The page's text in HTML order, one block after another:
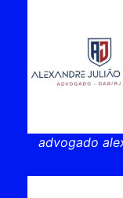
advogado